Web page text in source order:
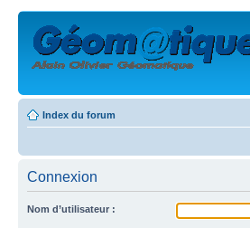
Index du forum
Connexion
Nom d’utilisateur :